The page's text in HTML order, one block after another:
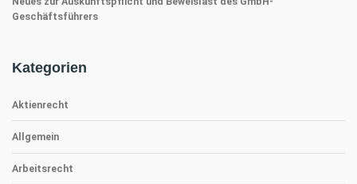
Geschäftsführers
Kategorien
Aktienrecht
Allgemein
Arbeitsrecht